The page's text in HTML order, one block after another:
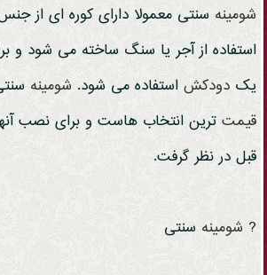
شومینه سنتی معمولا دارای کوره ای از
استفاده از آجر یا سنگ ساخته می شود و
یک دودکشاستفاده می شود. شومینه
قیمتترین انتخاب هاست و برای نصب آنها
قبل در نظر گرفت.
? شومینه سنتی